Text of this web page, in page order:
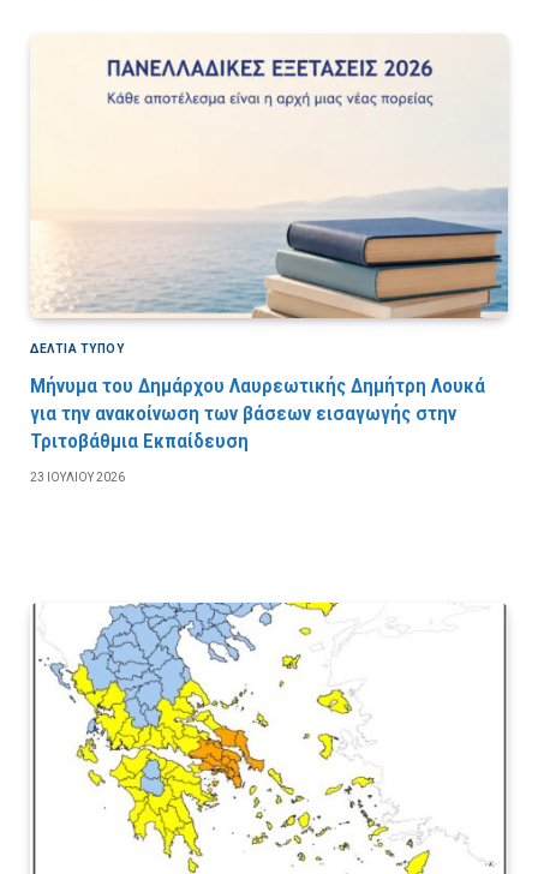
ΔΕΛΤΙΑ ΤΥΠΟΥ
Μήνυμα του Δημάρχου Λαυρεωτικής Δημήτρη Λουκά
για την ανακοίνωση των βάσεων εισαγωγής στην
Τριτοβάθμια Εκπαίδευση
23 ΙΟΥΛΊΟΥ 2026